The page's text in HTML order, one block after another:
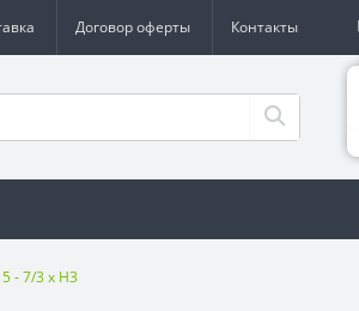
Договор оферты Контакты
- 7/3 x H3